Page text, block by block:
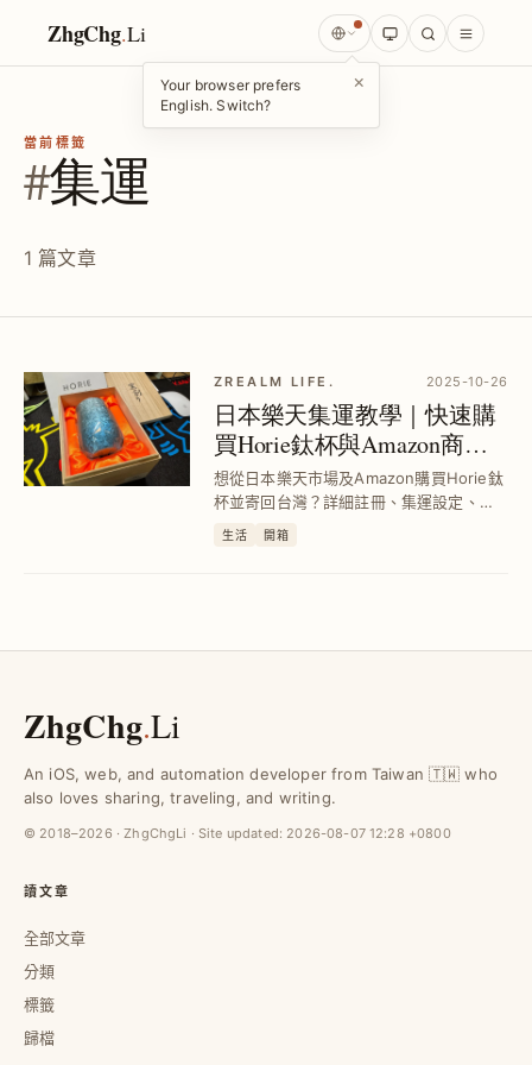
ZhgChg.Li
Your browser prefers
English. Switch?
×
當前標籤
#集運
1 篇文章
ZREALM LIFE. 2025-10-26
日本樂天集運教學｜快速購
買Horie鈦杯與Amazon商品
寄送台灣全攻略
想從日本樂天市場及Amazon購買Horie鈦
杯並寄回台灣？詳細註冊、集運設定、運
費計算與禁運品說明，實測最快4天收貨，
生活 開箱
ZhgChg.Li
An iOS, web, and automation developer from Taiwan 🇹🇼 who
also loves sharing, traveling, and writing.
© 2018–2026 · ZhgChgLi · Site updated: 2026-08-07 12:28 +0800
讀文章
全部文章
分類
標籤
歸檔